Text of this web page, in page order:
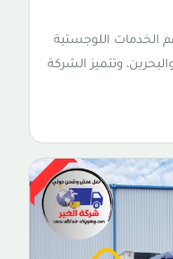
الخدمات اللوجستية
وتتميز الشركة